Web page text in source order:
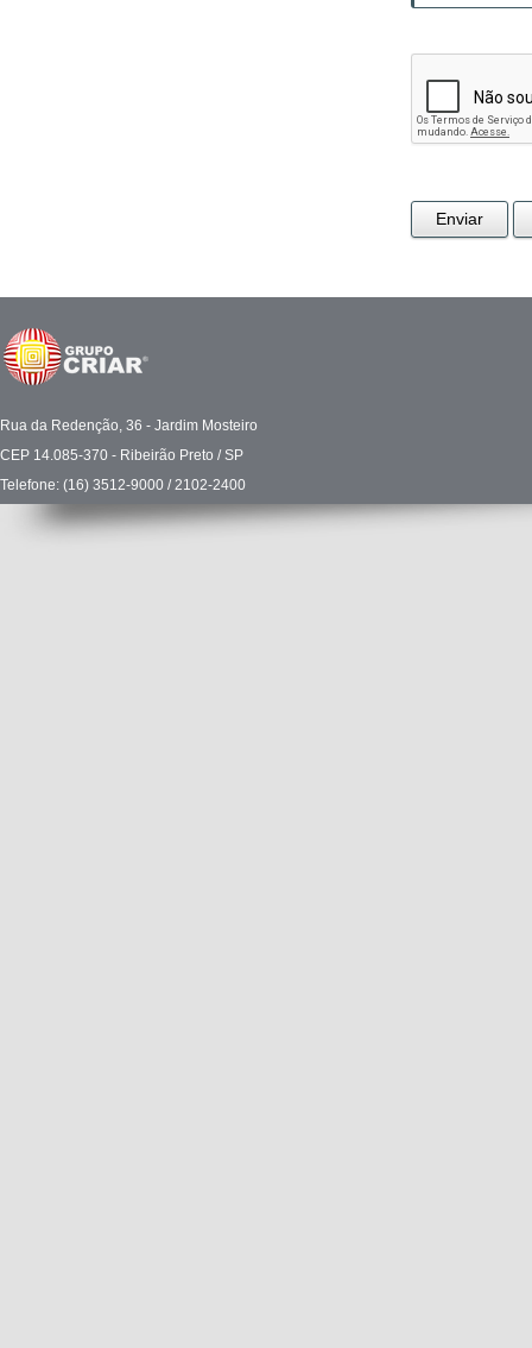
Enviar
Rua da Redenção, 36 - Jardim Mosteiro
CEP 14.085-370 - Ribeirão Preto / SP
Telefone: (16) 3512-9000 / 2102-2400